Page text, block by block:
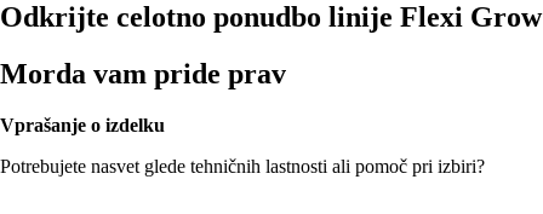
Odkrijte celotno ponudbo linije Flexi Grow
Morda vam pride prav
Vprašanje o izdelku
Potrebujete nasvet glede tehničnih lastnosti ali pomoč pri izbiri?